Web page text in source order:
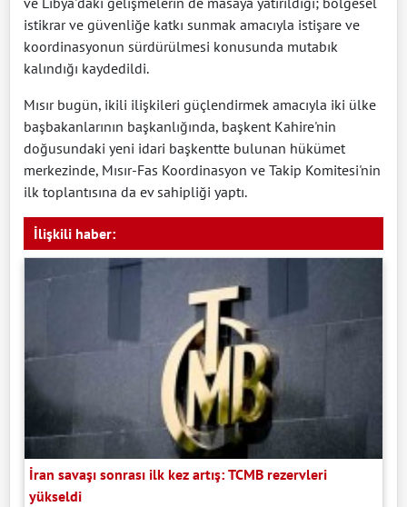
istikrar ve güvenliğe katkı sunmak amacıyla istişare ve
koordinasyonun sürdürülmesi konusunda mutabık
kalındığı kaydedildi.
Mısır bugün, ikili ilişkileri güçlendirmek amacıyla iki ülke
başbakanlarının başkanlığında, başkent Kahire'nin
doğusundaki yeni idari başkentte bulunan hükümet
merkezinde, Mısır-Fas Koordinasyon ve Takip Komitesi'nin
ilk toplantısına da ev sahipliği yaptı.
İlişkili haber:
İran savaşı sonrası ilk kez artış: TCMB rezervleri
yükseldi